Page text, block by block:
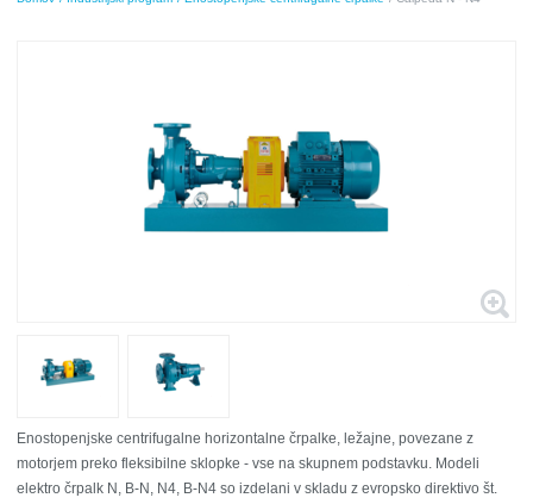
Enostopenjske centrifugalne horizontalne črpalke, ležajne, povezane z
motorjem preko fleksibilne sklopke - vse na skupnem podstavku. Modeli
elektro črpalk N, B-N, N4, B-N4 so izdelani v skladu z evropsko direktivo št.